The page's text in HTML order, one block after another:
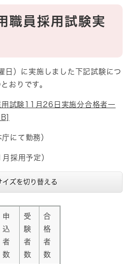
職員採用試験実
）に実施しました下記試験につ
おりです。
試験11月26日実施分合格者一
にて勤務）
採用予定）
イズを切り替える
申
込
者
数
受
験
者
数
合
格
者
数